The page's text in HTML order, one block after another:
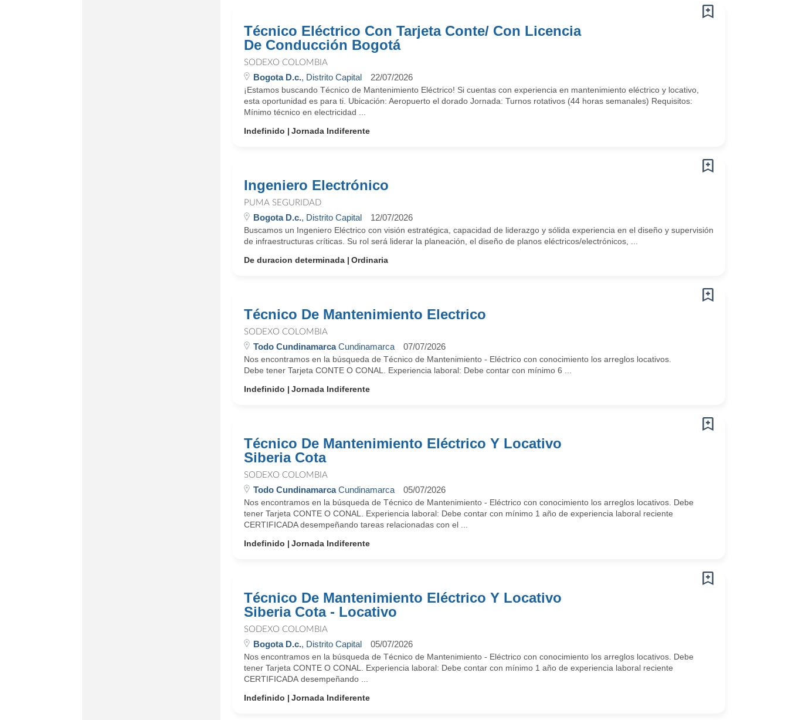
Técnico Eléctrico Con Tarjeta Conte/ Con Licencia
De Conducción Bogotá
SODEXO COLOMBIA
Bogota D.c., Distrito Capital 22/07/2026
¡Estamos buscando Técnico de Mantenimiento Eléctrico! Si cuentas con experiencia en mantenimiento eléctrico y locativo,
esta oportunidad es para ti. Ubicación: Aeropuerto el dorado Jornada: Turnos rotativos (44 horas semanales) Requisitos:
Mínimo técnico en electricidad ...
Indefinido
Jornada Indiferente
Ingeniero Electrónico
PUMA SEGURIDAD
Bogota D.c., Distrito Capital 12/07/2026
Buscamos un Ingeniero Eléctrico con visión estratégica, capacidad de liderazgo y sólida experiencia en el diseño y supervisión
de infraestructuras críticas. Su rol será liderar la planeación, el diseño de planos eléctricos/electrónicos, ...
De duracion determinada
Ordinaria
Técnico De Mantenimiento Electrico
SODEXO COLOMBIA
Todo CundinamarcaCundinamarca 07/07/2026
Nos encontramos en la búsqueda de Técnico de Mantenimiento - Eléctrico con conocimiento los arreglos locativos.
Debe tener Tarjeta CONTE O CONAL. Experiencia laboral: Debe contar con mínimo 6 ...
Indefinido
Jornada Indiferente
Técnico De Mantenimiento Eléctrico Y Locativo
Siberia Cota
SODEXO COLOMBIA
Todo CundinamarcaCundinamarca 05/07/2026
Nos encontramos en la búsqueda de Técnico de Mantenimiento - Eléctrico con conocimiento los arreglos locativos. Debe
tener Tarjeta CONTE O CONAL. Experiencia laboral: Debe contar con mínimo 1 año de experiencia laboral reciente
CERTIFICADA desempeñando tareas relacionadas con el ...
Indefinido
Jornada Indiferente
Técnico De Mantenimiento Eléctrico Y Locativo
Siberia Cota - Locativo
SODEXO COLOMBIA
Bogota D.c., Distrito Capital 05/07/2026
Nos encontramos en la búsqueda de Técnico de Mantenimiento - Eléctrico con conocimiento los arreglos locativos. Debe
tener Tarjeta CONTE O CONAL. Experiencia laboral: Debe contar con mínimo 1 año de experiencia laboral reciente
CERTIFICADA desempeñando ...
Indefinido
Jornada Indiferente